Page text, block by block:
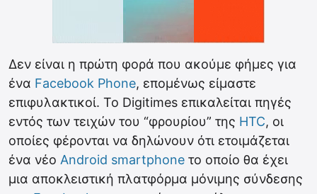
Δεν είναι η πρώτη φορά που ακούμε φήμες για
ένα Facebook Phone, επομένως είμαστε
επιφυλακτικοί. Το Digitimes επικαλείται πηγές
εντός των τειχών του “φρουρίου” της HTC, οι
οποίες φέρονται να δηλώνουν ότι ετοιμάζεται
ένα νέο Android smartphone το οποίο θα έχει
μια αποκλειστική πλατφόρμα μόνιμης σύνδεσης